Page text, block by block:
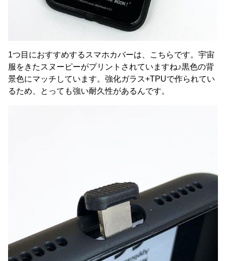
1つ目におすすめするスマホカバーは、こちらです。宇宙
服をきたスヌーピーがプリントされていますね♪黒色の背
景色にマッチしています。強化ガラス+TPUで作られてい
るため、とっても強い耐久性があるんです。